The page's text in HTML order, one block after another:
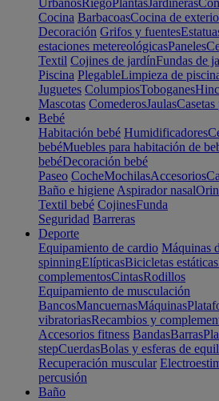
UrbanosRiegoPlantasJardineras
Cocina BarbacoasCocina de
Decoración Grifos y fuentes
estaciones metereológicasPaneles
Textil Cojines de jardínFundas de
Piscina PlegableLimpieza de
Juguetes ColumpiosToboganes
Mascotas ComederosJaulasCasetas
Bebé
Habitación bebé Humidificadores
bebéMuebles para habitación de
bebéDecoración bebé
Paseo CocheMochilasAccesorios
Baño e higiene Aspirador nasal
Textil bebé CojinesFunda
Seguridad Barreras
Deporte
Equipamiento de cardio Máquinas
spinningElípticasBicicletas estáticas
complementosCintasRodillos
Equipamiento de musculación
BancosMancuernasMáquinas
vibratoriasRecambios y
Accesorios fitness BandasBarras
stepCuerdasBolas y esferas de
Recuperación muscular
percusión
Baño